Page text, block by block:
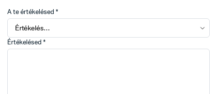
A te értékelésed *
Értékelésed *